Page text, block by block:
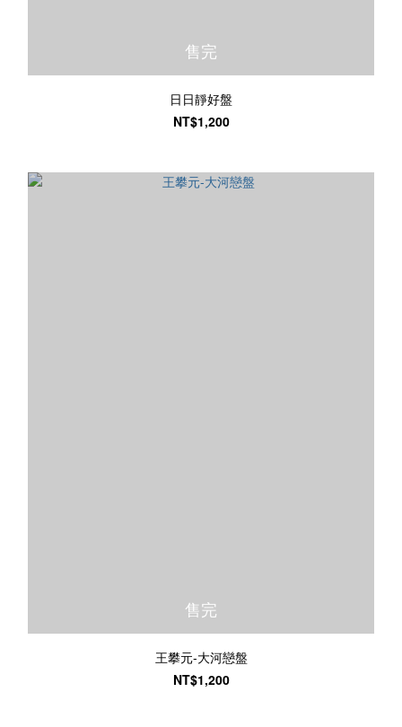
售完
日日靜好盤
NT$1,200
售完
王攀元-大河戀盤
NT$1,200